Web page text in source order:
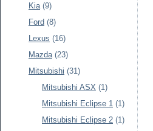
Kia (9)
Ford (8)
Lexus (16)
Mazda (23)
Mitsubishi (31)
Mitsubishi ASX (1)
Mitsubishi Eclipse 1 (1)
Mitsubishi Eclipse 2 (1)